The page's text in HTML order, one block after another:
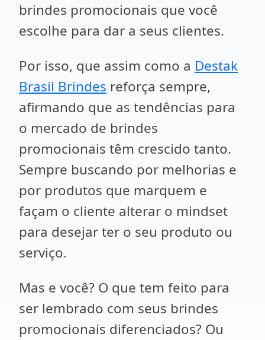
brindes promocionais que você
escolhe para dar a seus clientes.
Por isso, que assim como a Destak
Brasil Brindes reforça sempre,
afirmando que as tendências para
o mercado de brindes
promocionais têm crescido tanto.
Sempre buscando por melhorias e
por produtos que marquem e
façam o cliente alterar o mindset
para desejar ter o seu produto ou
serviço.
Mas e você? O que tem feito para
ser lembrado com seus brindes
promocionais diferenciados? Ou